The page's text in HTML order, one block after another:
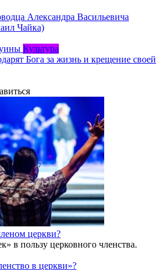
Александра Васильевича
Чайка)
Культура
Бога за жизнь и крещение своей
церкви?
в пользу церковного членства.